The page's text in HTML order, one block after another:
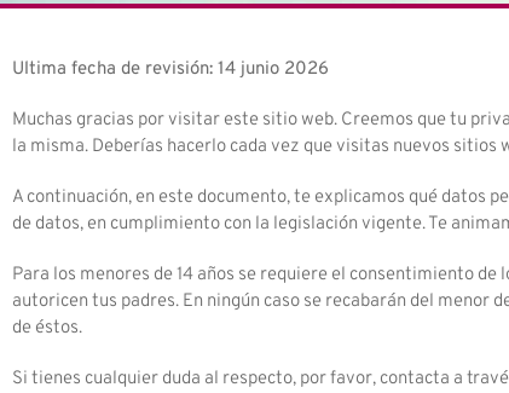
Ultima fecha de revisión: 14 junio 2026
Muchas gracias por visitar este sitio web. Creemos que tu
la misma. Deberías hacerlo cada vez que visitas nuevos
A continuación, en este documento, te explicamos qué datos
de datos, en cumplimiento con la legislación vigente. Te
Para los menores de 14 años se requiere el consentimiento
autoricen tus padres. En ningún caso se recabarán del
de éstos.
Si tienes cualquier duda al respecto, por favor, contacta a